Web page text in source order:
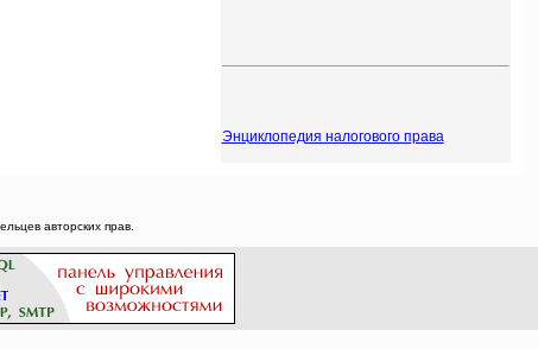
Энциклопедия налогового права
авторских прав.